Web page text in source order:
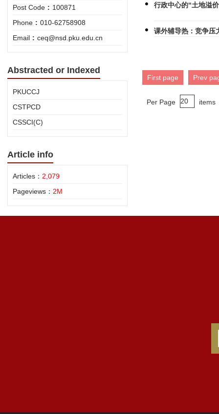
Post Code : 100871
Phone : 010-62758908
Email : ceq@nsd.pku.edu.cn
Abstracted or Indexed
PKUCCJ
CSTPCD
CSSCI(C)
Article info
Articles： 2,079
Pageviews： 2M
行政中心的“土地溢
课外辅导热：竞争压
First page Prev
Per Page items